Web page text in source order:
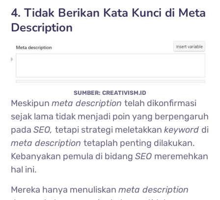
4. Tidak Berikan Kata Kunci di Meta
Description
SUMBER: CREATIVISM.ID
Meskipunmeta descriptiontelah dikonfirmasi
sejak lama tidak menjadi poin yang berpengaruh
padaSEO,tetapi strategi meletakkankeyword di
meta descriptiontetaplah penting dilakukan.
Kebanyakan pemula di bidangSEO meremehkan
hal ini.
Mereka hanya menuliskanmeta description